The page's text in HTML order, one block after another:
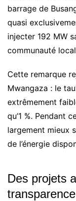
barrage de
quasi
injecter 192 MW
communauté
Cette remarque
Mwangaza : le
extrêmement
qu’1 %. Pendant
largement mieux
de l’énergie
Des projets